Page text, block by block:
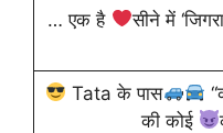
… एक है
सीने में
Tata के पास
की कोई